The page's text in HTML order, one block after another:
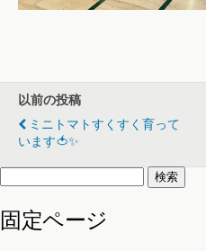
以前の投稿
ミニトマトすくすく育って
います🍅✨
検
固定ページ